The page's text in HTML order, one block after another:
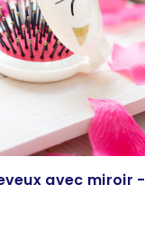
avec miroir -